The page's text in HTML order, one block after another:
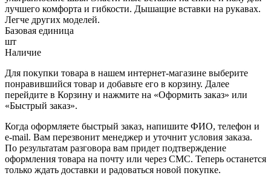
лучшего комфорта и гибкости. Дышащие вставки на рукавах.
Легче других моделей.
Базовая единица
шт
Наличие
Для покупки товара в нашем интернет-магазине выберите
понравившийся товар и добавьте его в корзину. Далее
перейдите в Корзину и нажмите на «Оформить заказ» или
«Быстрый заказ».
Когда оформляете быстрый заказ, напишите ФИО, телефон и
e-mail. Вам перезвонит менеджер и уточнит условия заказа.
По результатам разговора вам придет подтверждение
оформления товара на почту или через СМС. Теперь останется
только ждать доставки и радоваться новой покупке.